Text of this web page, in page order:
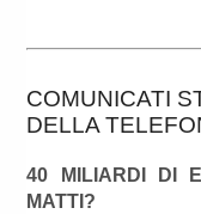
COMUNICATI
DELLA
40 MILIARDI DI
MATTI?